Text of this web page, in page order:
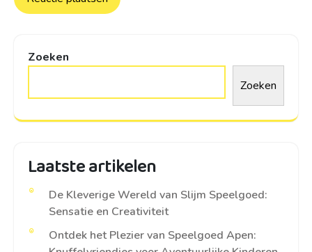
Zoeken
Zoeken
Laatste artikelen
De Kleverige Wereld van Slijm Speelgoed:
Sensatie en Creativiteit
Ontdek het Plezier van Speelgoed Apen: